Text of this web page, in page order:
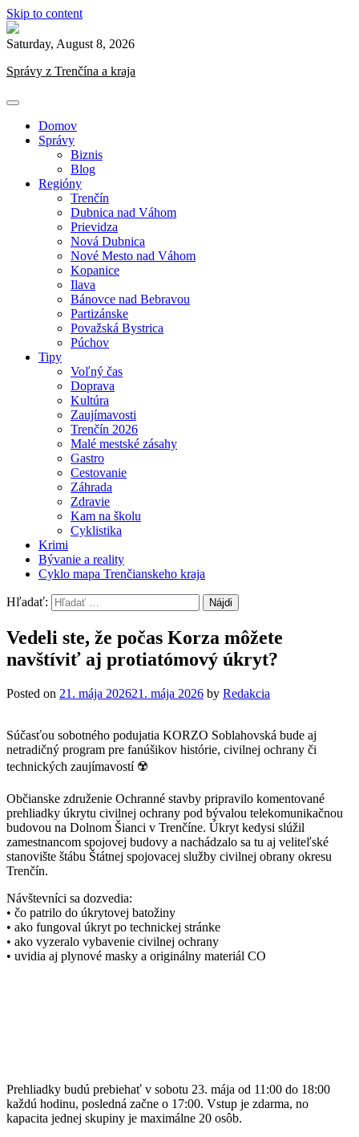
Skip to content
Saturday, August 8, 2026
Správy z Trenčína a kraja
Domov
Správy
Biznis
Blog
Regióny
Trenčín
Dubnica nad Váhom
Prievidza
Nová Dubnica
Nové Mesto nad Váhom
Kopanice
Ilava
Bánovce nad Bebravou
Partizánske
Považská Bystrica
Púchov
Tipy
Voľný čas
Doprava
Kultúra
Zaujímavosti
Trenčín 2026
Malé mestské zásahy
Gastro
Cestovanie
Záhrada
Zdravie
Kam na školu
Cyklistika
Krimi
Bývanie a reality
Cyklo mapa Trenčianskeho kraja
Hľadať:
Vedeli ste, že počas Korza môžete
navštíviť aj protiatómový úkryt?
Posted on 21. mája 202621. mája 2026 by Redakcia
Súčasťou sobotného podujatia KORZO Soblahovská bude aj
netradičný program pre fanúšikov histórie, civilnej ochrany či
technických zaujímavostí ☢️
Občianske združenie Ochranné stavby pripravilo komentované
prehliadky úkrytu civilnej ochrany pod bývalou telekomunikačnou
budovou na Dolnom Šianci v Trenčíne. Úkryt kedysi slúžil
zamestnancom spojovej budovy a nachádzalo sa tu aj veliteľské
stanovište štábu Štátnej spojovacej služby civilnej obrany okresu
Trenčín.
Návštevníci sa dozvedia:
• čo patrilo do úkrytovej batožiny
• ako fungoval úkryt po technickej stránke
• ako vyzeralo vybavenie civilnej ochrany
• uvidia aj plynové masky a originálny materiál CO
Prehliadky budú prebiehať v sobotu 23. mája od 11:00 do 18:00
každú hodinu, posledná začne o 17:00. Vstup je zdarma, no
kapacita jednej skupiny je maximálne 20 osôb.